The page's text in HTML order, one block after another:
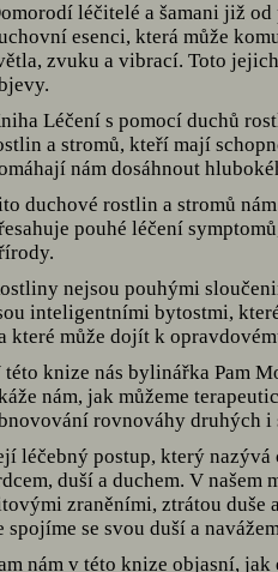
léčitelé a šamani již
esenci, která může
zvuku a vibrací. Toto
Léčení s pomocí duchů
a stromů, kteří mají
nám dosáhnout
duchové rostlin a stromů
pouhé léčení
nejsou pouhými
inteligentními bytostmi,
které může dojít k
této knize nás bylinářka Pam
nám, jak můžeme
rovnováhy druhých i
léčebný postup, který
duší a duchem. V našem
zraněními, ztrátou duše
spojíme se svou duší a
nám v této knize objasní,